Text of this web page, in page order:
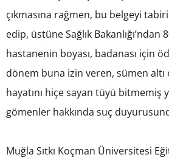
çıkmasına rağmen, bu belgeyi
edip, üstüne Sağlık Bakanlığı’ndan
hastanenin boyası, badanası için
dönem buna izin veren, sümen altı
hayatını hiçe sayan tüyü bitmemiş
gömenler hakkında suç
Muğla Sıtkı Koçman Üniversitesi